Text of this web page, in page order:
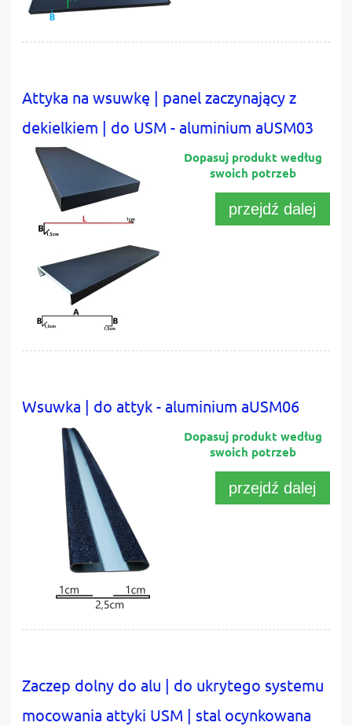
Attyka na wsuwkę | panel zaczynający z
dekielkiem | do USM - aluminium aUSM03
przejdź dalej
Wsuwka | do attyk - aluminium aUSM06
przejdź dalej
Zaczep dolny do alu | do ukrytego systemu
mocowania attyki USM | stal ocynkowana